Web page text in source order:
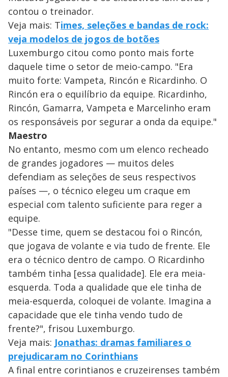
contou o treinador.
Veja mais: Times, seleções e bandas de rock:
veja modelos de jogos de botões
Luxemburgo citou como ponto mais forte
daquele time o setor de meio-campo. "Era
muito forte: Vampeta, Rincón e Ricardinho. O
Rincón era o equilíbrio da equipe. Ricardinho,
Rincón, Gamarra, Vampeta e Marcelinho eram
os responsáveis por segurar a onda da equipe."
Maestro
No entanto, mesmo com um elenco recheado
de grandes jogadores — muitos deles
defendiam as seleções de seus respectivos
países —, o técnico elegeu um craque em
especial com talento suficiente para reger a
equipe.
"Desse time, quem se destacou foi o Rincón,
que jogava de volante e via tudo de frente. Ele
era o técnico dentro de campo. O Ricardinho
também tinha [essa qualidade]. Ele era meia-
esquerda. Toda a qualidade que ele tinha de
meia-esquerda, coloquei de volante. Imagina a
capacidade que ele tinha vendo tudo de
frente?", frisou Luxemburgo.
Veja mais: Jonathas: dramas familiares o
prejudicaram no Corinthians
A final entre corintianos e cruzeirenses também